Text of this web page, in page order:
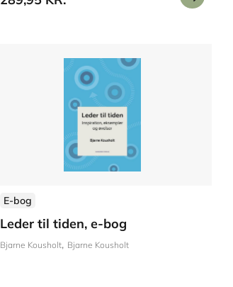
E-bog
Leder til tiden, e-bog
Bjarne Kousholt Bjarne Kousholt